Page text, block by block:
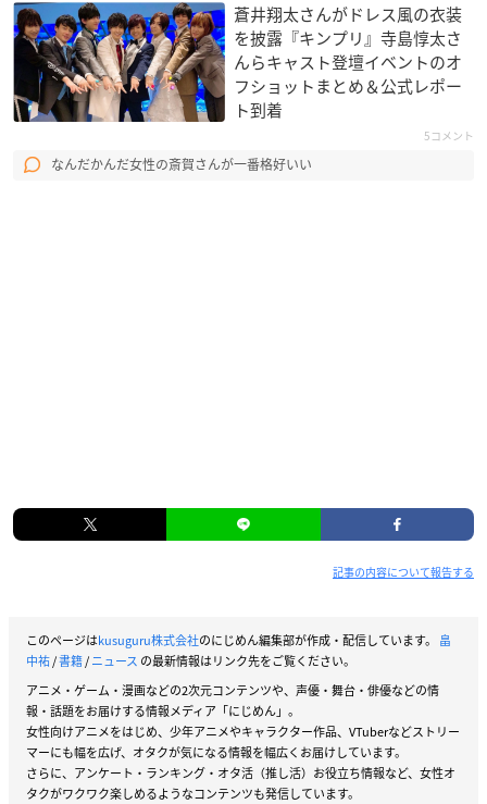
蒼井翔太さんがドレス風の衣装
を披露『キンプリ』寺島惇太さ
んらキャスト登壇イベントのオ
フショットまとめ＆公式レポー
ト到着
5コメント
なんだかんだ女性の斎賀さんが一番格好いい
記事の内容について報告する
このページはkusuguru株式会社のにじめん編集部が作成・配信しています。 畠
中祐/書籍/ニュース の最新情報はリンク先をご覧ください。
アニメ・ゲーム・漫画などの2次元コンテンツや、声優・舞台・俳優などの情
報・話題をお届けする情報メディア「にじめん」。
女性向けアニメをはじめ、少年アニメやキャラクター作品、VTuberなどストリー
マーにも幅を広げ、オタクが気になる情報を幅広くお届けしています。
さらに、アンケート・ランキング・オタ活（推し活）お役立ち情報など、女性オ
タクがワクワク楽しめるようなコンテンツも発信しています。